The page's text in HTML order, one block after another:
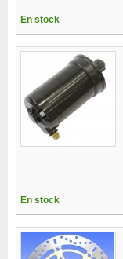
En stock
En stock